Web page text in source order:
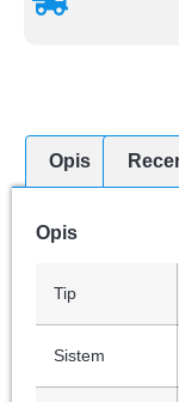
Opis
Opis
Tip
Sistem